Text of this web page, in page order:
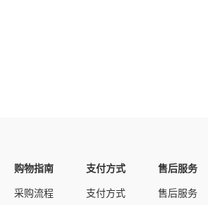
购物指南
采购流程
支付方式
支付方式
售后服务
售后服务